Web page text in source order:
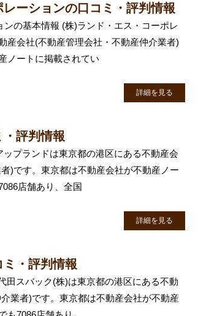
ーションの口コミ・評判情報
の基本情報 (株)ランド・エス・コーポレ
産会社(不動産管理会社・不動産仲介業者)
ノートに掲載されてい
詳細を見る
評判情報
プランドは東京都の港区にある不動産会
)です。東京都は不動産会社が不動産ノー
店舗あり、全国
詳細を見る
・評判情報
田スバック(株)は東京都の港区にある不動
業者)です。東京都は不動産会社が不動産